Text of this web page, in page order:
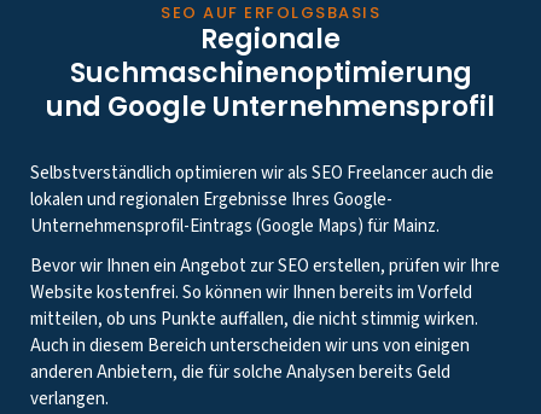
SEO AUF ERFOLGSBASIS
Regionale
Suchmaschinenoptimierung
und Google Unternehmensprofil
Selbstverständlich optimieren wir als SEO Freelancer auch die
lokalen und regionalen Ergebnisse Ihres Google-
Unternehmensprofil-Eintrags (Google Maps) für Mainz.
Bevor wir Ihnen ein Angebot zur SEO erstellen, prüfen wir Ihre
Website kostenfrei. So können wir Ihnen bereits im Vorfeld
mitteilen, ob uns Punkte auffallen, die nicht stimmig wirken.
Auch in diesem Bereich unterscheiden wir uns von einigen
anderen Anbietern, die für solche Analysen bereits Geld
verlangen.